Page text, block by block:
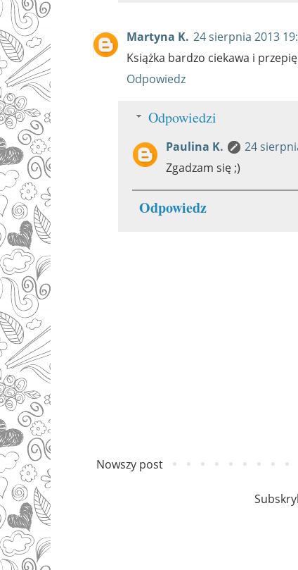
Martyna K. 24 sierpnia 2013
Książka bardzo ciekawa i
Odpowiedz
Odpowiedzi
Paulina K.
24
Zgadzam się ;)
Odpowiedz
Nowszy post